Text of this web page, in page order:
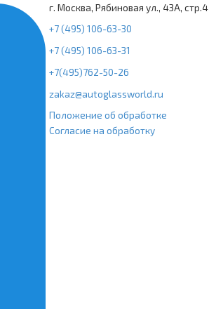
г. Москва, Рябиновая ул., 43А, стр.4
+7 (495) 106-63-30
+7 (495) 106-63-31
+7(495)762-50-26
zakaz@autoglassworld.ru
Положение об обработке
Согласие на обработку